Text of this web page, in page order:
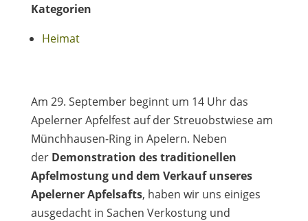
Kategorien
Heimat
Am 29. September beginnt um 14 Uhr das
Apelerner Apfelfest auf der Streuobstwiese am
Münchhausen-Ring in Apelern. Neben
der Demonstration des traditionellen
Apfelmostung und dem Verkauf unseres
Apelerner Apfelsafts, haben wir uns einiges
ausgedacht in Sachen Verkostung und